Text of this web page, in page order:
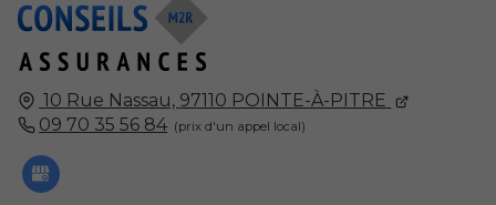
10 Rue Nassau, 97110 POINTE-À-PITRE
09 70 35 56 84